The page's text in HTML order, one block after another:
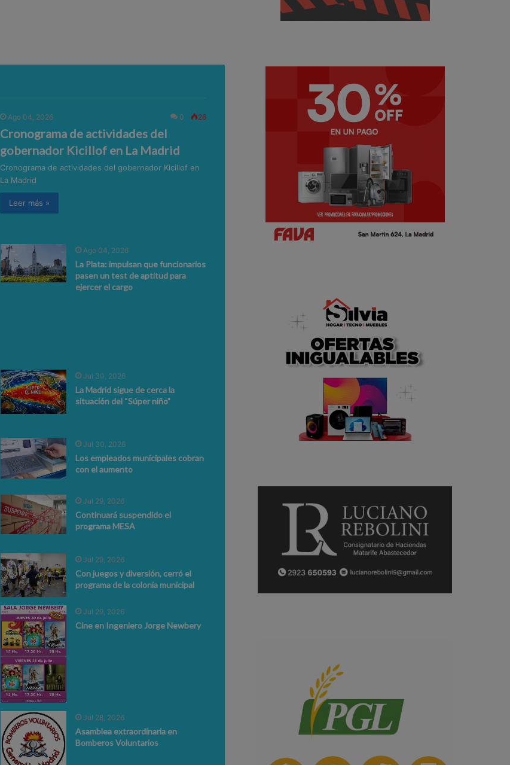
Ago 04, 2026 0 26
Cronograma de actividades del
gobernador Kicillof en La Madrid
Cronograma de actividades del gobernador Kicillof en
La Madrid
Leer más »
Ago 04, 2026
La Plata: impulsan que funcionarios
pasen un test de aptitud para
ejercer el cargo
Jul 30, 2026
La Madrid sigue de cerca la
situación del “Súper niño”
Jul 30, 2026
Los empleados municipales cobran
con el aumento
Jul 29, 2026
Continuará suspendido el
programa MESA
Jul 29, 2026
Con juegos y diversión, cerró el
programa de la colonia municipal
Jul 29, 2026
Cine en Ingeniero Jorge Newbery
Jul 28, 2026
Asamblea extraordinaria en
Bomberos Voluntarios